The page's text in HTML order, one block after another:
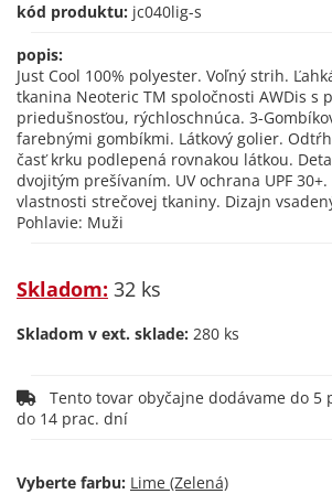
kód produktu: jc040lig-s
popis:
Just Cool 100% polyester. Voľný strih.
tkanina Neoteric TM spoločnosti AWDis s
priedušnosťou, rýchloschnúca. 3-
farebnými gombíkmi. Látkový golier.
časť krku podlepená rovnakou látkou.
dvojitým prešívaním. UV ochrana UPF
vlastnosti strečovej tkaniny. Dizajn
Pohlavie: Muži
Skladom: 32 ks
Skladom v ext. sklade: 280 ks
do 14 prac. dní
Vyberte farbu: